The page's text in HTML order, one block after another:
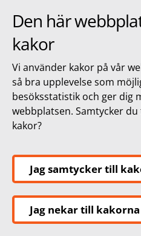
Den här
kakor
Vi använder kakor på vår
så bra upplevelse som
besöksstatistik och ger dig
webbplatsen. Samtycker
kakor?
Jag samtycker till
Jag nekar till kakorna